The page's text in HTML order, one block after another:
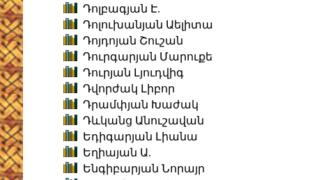
Դոլբագյան Է.
Դոլուխանյան Աելիտա
Դոյդոյան Շուշան
Դուրգարյան Մարուքե
Դուրյան Լյուդվիգ
Դվորժակ Լիբոր
Դրամփյան Խաժակ
Դևկանց Անուշավան
Եդիգարյան Լիանա
Եղիայան Ա.
Ենգիբարյան Նորայր